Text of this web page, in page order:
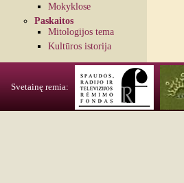
Mokyklose
Paskaitos
Mitologijos tema
Kultūros istorija
Svetainę remia: